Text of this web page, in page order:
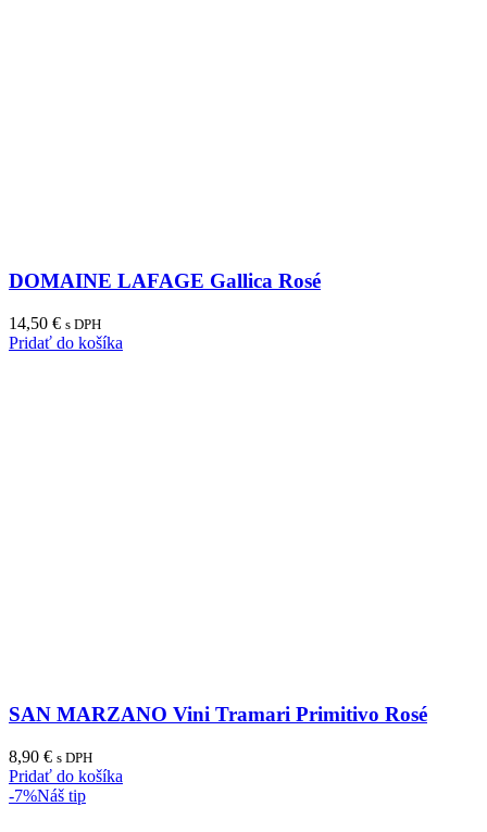
DOMAINE LAFAGE Gallica Rosé
14,50 € s DPH
Pridať do košíka
SAN MARZANO Vini Tramari Primitivo Rosé
8,90 € s DPH
Pridať do košíka
-7%Náš tip